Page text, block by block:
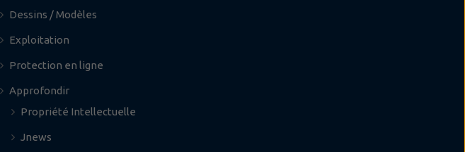
Dessins / Modèles
Exploitation
Protection en ligne
Approfondir
Propriété Intellectuelle
Jnews